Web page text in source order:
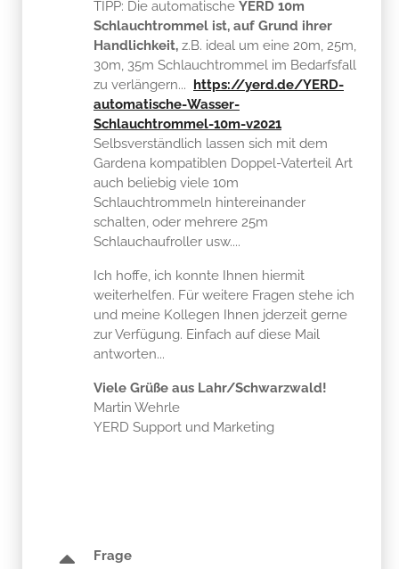
TIPP: Die automatische YERD 10m
Schlauchtrommel ist, auf Grund ihrer
Handlichkeit, z.B. ideal um eine 20m, 25m,
30m, 35m Schlauchtrommel im Bedarfsfall
zu verlängern... https://yerd.de/YERD-
automatische-Wasser-
Schlauchtrommel-10m-v2021
Selbsverständlich lassen sich mit dem
Gardena kompatiblen Doppel-Vaterteil Art
auch beliebig viele 10m
Schlauchtrommeln hintereinander
schalten, oder mehrere 25m
Schlauchaufroller usw....
Ich hoffe, ich konnte Ihnen hiermit
weiterhelfen. Für weitere Fragen stehe ich
und meine Kollegen Ihnen jderzeit gerne
zur Verfügung. Einfach auf diese Mail
antworten...
Viele Grüße aus Lahr/Schwarzwald!
Martin Wehrle
YERD Support und Marketing
Frage